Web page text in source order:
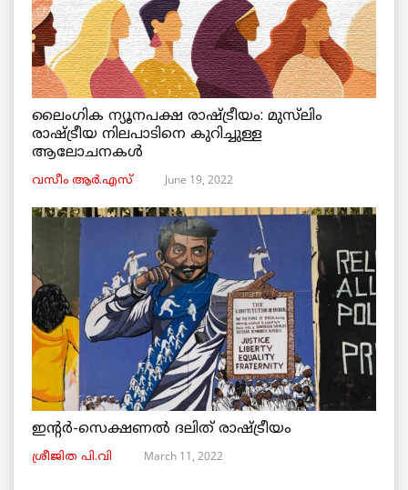
ലൈംഗിക ന്യൂനപക്ഷ രാഷ്ട്രീയം: മുസ്‌ലിം
രാഷ്ട്രീയ നിലപാടിനെ കുറിച്ചുള്ള
ആലോചനകൾ
വസീം ആർ.എസ് June 19, 2022
ഇന്റർ-സെക്ഷണൽ ദലിത് രാഷ്ട്രീയം
ശ്രീജിത പി.വി March 11, 2022